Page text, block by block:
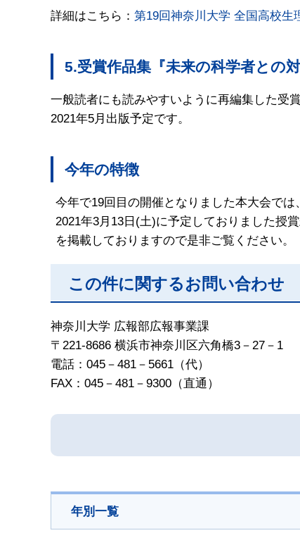
詳細はこちら： 第19回神奈川大学 全国高校生
5.受賞作品集『未来の科学者との
一般読者にも読みやすいように再編集した受
2021年5月出版予定です。
今年の特徴
今年で19回目の開催となりました本大会で
2021年3月13日(土)に予定しておりました授
を掲載しておりますので是非ご覧ください。
この件に関するお問い合わせ
神奈川大学 広報部広報事業課
〒221-8686 横浜市神奈川区六角橋3－27－1
電話：045－481－5661（代）
FAX：045－481－9300（直通）
年別一覧